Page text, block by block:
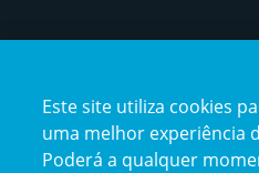
Este site utiliza cookies
uma melhor experiência
Poderá a qualquer